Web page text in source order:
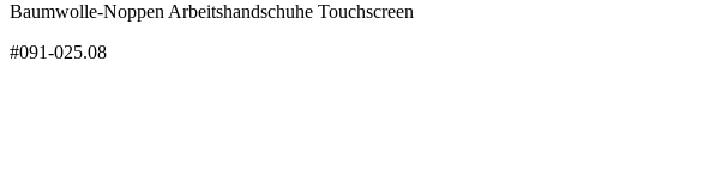
Baumwolle-Noppen Arbeitshandschuhe Touchscreen
#091-025.08